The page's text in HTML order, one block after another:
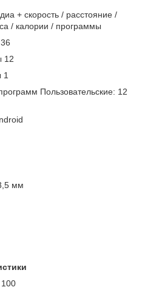
+ скорость / расстояние /
/ калории / программы
12
1
Пользовательские: 12
мм